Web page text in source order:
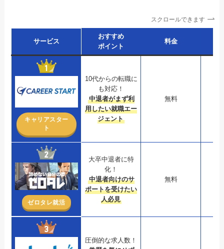
スクロールできます
サービス
おすすめ
ポイント
料金
キャリアスター
ト
10代からの転職に
も対応！
中退者がまず利
用したい就職エー
ジェント
無料
ゼロタレ就活
大卒中退者に特
化！
中退者向けのサ
ポートを受けたい
人必見
無料
圧倒的な求人数！